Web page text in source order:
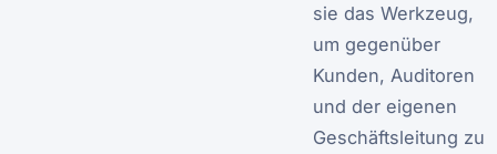
sie das Werkzeug,
um gegenüber
Kunden, Auditoren
und der eigenen
Geschäftsleitung zu